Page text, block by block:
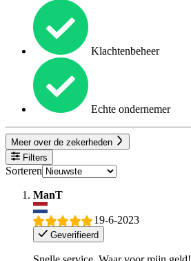
Klachtenbeheer
Echte ondernemer
Meer over de zekerheden
Filters
Sorteren
ManT
19-6-2023
Geverifieerd